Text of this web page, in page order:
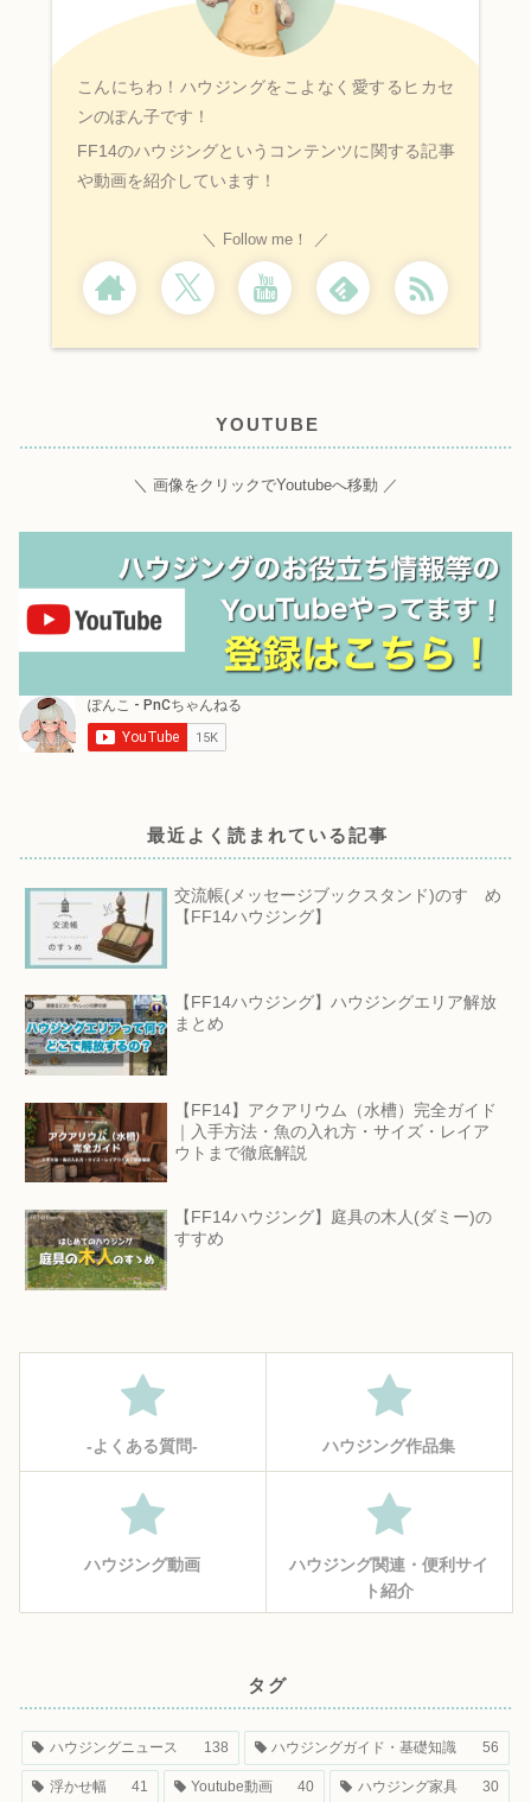
こんにちわ！ハウジングをこよなく愛するヒカセ
ンのぽん子です！
FF14のハウジングというコンテンツに関する記事
や動画を紹介しています！
Follow me！
YOUTUBE
＼ 画像をクリックでYoutubeへ移動 ／
最近よく読まれている記事
交流帳(メッセージブックスタンド)のすゝめ
【FF14ハウジング】
【FF14ハウジング】ハウジングエリア解放
まとめ
【FF14】アクアリウム（水槽）完全ガイド
｜入手方法・魚の入れ方・サイズ・レイア
ウトまで徹底解説
【FF14ハウジング】庭具の木人(ダミー)の
すすめ
‐よくある質問‐ ハウジング作品集
ハウジング動画
ハウジング関連・便利サイ
ト紹介
タグ
ハウジングニュース 138 ハウジングガイド・基礎知識 56
浮かせ幅 41 Youtube動画 40 ハウジング家具 30